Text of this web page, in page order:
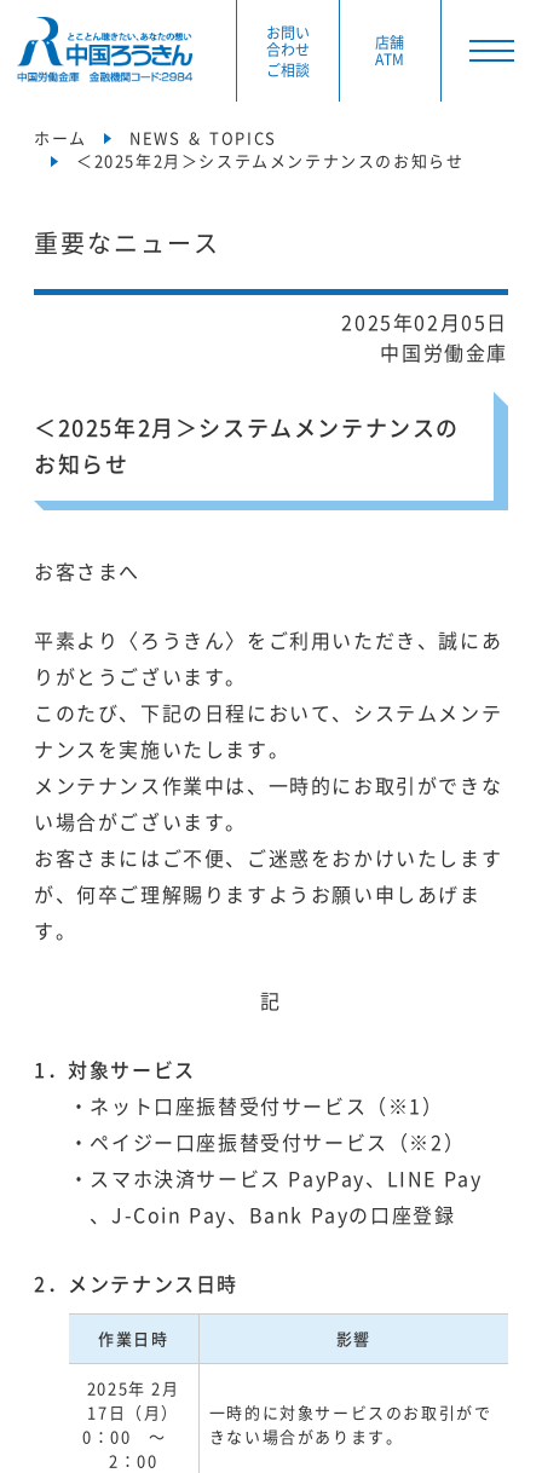
お問い
合わせ
ご相談
店舗
ATM
ホーム
NEWS ＆ TOPICS
＜2025年2月＞システムメンテナンスのお知らせ
重要なニュース
2025年02月05日
中国労働金庫
＜2025年2月＞システムメンテナンスの
お知らせ
お客さまへ
平素より〈ろうきん〉をご利用いただき、誠にあ
りがとうございます。
このたび、下記の日程において、システムメンテ
ナンスを実施いたします。
メンテナンス作業中は、一時的にお取引ができな
い場合がございます。
お客さまにはご不便、ご迷惑をおかけいたします
が、何卒ご理解賜りますようお願い申しあげま
す。
記
1．対象サービス
・ネット口座振替受付サービス（※1）
・ペイジー口座振替受付サービス（※2）
・スマホ決済サービス PayPay、LINE Pay
、J-Coin Pay、Bank Payの口座登録
2．メンテナンス日時
作業日時 影響
2025年 2月
17日（月）
0：00 ～
2：00
一時的に対象サービスのお取引がで
きない場合があります。